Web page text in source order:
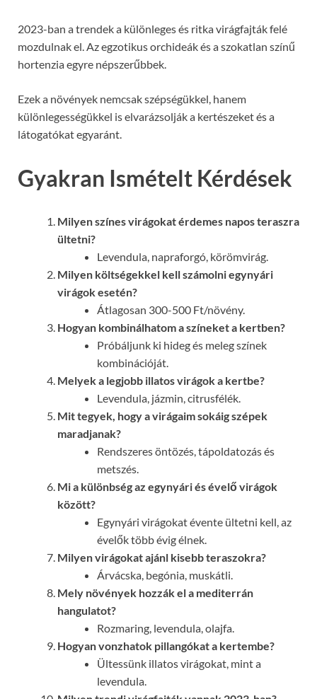
2023-ban a trendek a különleges és ritka virágfajták felé
mozdulnak el. Az egzotikus orchideák és a szokatlan színű
hortenzia egyre népszerűbbek.
Ezek a növények nemcsak szépségükkel, hanem
különlegességükkel is elvarázsolják a kertészeket és a
látogatókat egyaránt.
Gyakran Ismételt Kérdések
Milyen színes virágokat érdemes napos teraszra
ültetni?
Levendula, napraforgó, körömvirág.
Milyen költségekkel kell számolni egynyári
virágok esetén?
Átlagosan 300-500 Ft/növény.
Hogyan kombinálhatom a színeket a kertben?
Próbáljunk ki hideg és meleg színek
kombinációját.
Melyek a legjobb illatos virágok a kertbe?
Levendula, jázmin, citrusfélék.
Mit tegyek, hogy a virágaim sokáig szépek
maradjanak?
Rendszeres öntözés, tápoldatozás és
metszés.
Mi a különbség az egynyári és évelő virágok
között?
Egynyári virágokat évente ültetni kell, az
évelők több évig élnek.
Milyen virágokat ajánl kisebb teraszokra?
Árvácska, begónia, muskátli.
Mely növények hozzák el a mediterrán
hangulatot?
Rozmaring, levendula, olajfa.
Hogyan vonzhatok pillangókat a kertembe?
Ültessünk illatos virágokat, mint a
levendula.